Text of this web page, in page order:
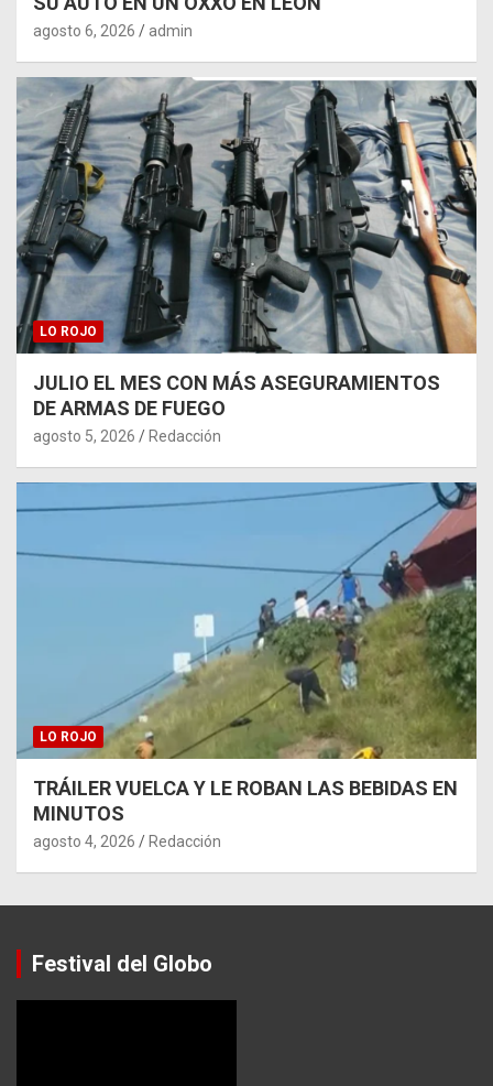
agosto 6, 2026 admin
LO ROJO
JULIO EL MES CON MÁS ASEGURAMIENTOS
DE ARMAS DE FUEGO
agosto 5, 2026 Redacción
LO ROJO
TRÁILER VUELCA Y LE ROBAN LAS BEBIDAS EN
MINUTOS
agosto 4, 2026 Redacción
Festival del Globo